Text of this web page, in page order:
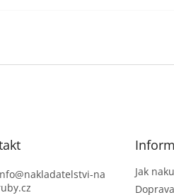
@nakladatelstvi-na
Jak